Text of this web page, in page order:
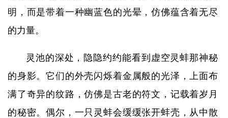
明，而是带着一种幽蓝色的光晕，仿佛蕴含着无尽
的力量。
灵池的深处，隐隐约约能看到虚空灵蚌那神秘
的身影。它们的外壳闪烁着金属般的光泽，上面布
满了奇异的纹路，仿佛是古老的符文，记载着岁月
的秘密。偶尔，一只灵蚌会缓缓张开蚌壳，从中散